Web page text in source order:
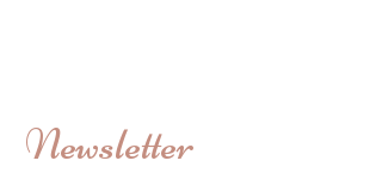
Newsletter